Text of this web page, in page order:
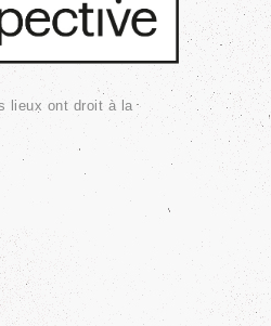
lieux ont droit à la